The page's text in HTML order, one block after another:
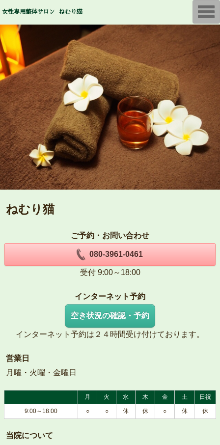
女性専用整体サロン ねむり猫
ねむり猫
ご予約・お問い合わせ
080-3961-0461
受付 9:00～18:00
インターネット予約
空き状況の確認・予約
インターネット予約は２４時間受け付けております。
営業日
月曜・火曜・金曜日
月 火 水 木 金 土 日祝
9:00～18:00 ○ ○ 休 休 ○ 休 休
当院について
T
o
g
v
n